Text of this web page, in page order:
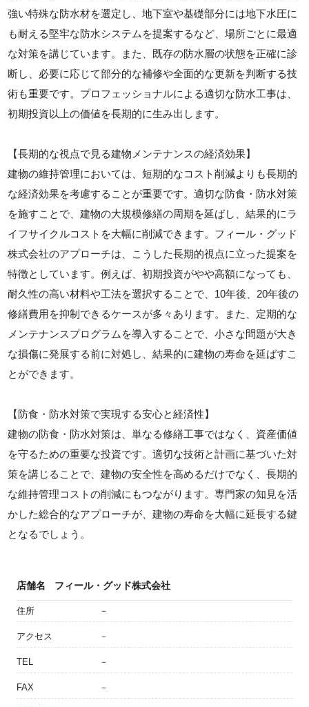
強い特殊な防水材を選定し、地下室や基礎部分には地下水圧に
も耐える堅牢な防水システムを提案するなど、場所ごとに最適
な対策を講じています。また、既存の防水層の状態を正確に診
断し、必要に応じて部分的な補修や全面的な更新を判断する技
術も重要です。プロフェッショナルによる適切な防水工事は、
初期投資以上の価値を長期的に生み出します。
【長期的な視点で見る建物メンテナンスの経済効果】
建物の維持管理においては、短期的なコスト削減よりも長期的
な経済効果を考慮することが重要です。適切な防食・防水対策
を施すことで、建物の大規模修繕の周期を延ばし、結果的にラ
イフサイクルコストを大幅に削減できます。フィール・グッド
株式会社のアプローチは、こうした長期的視点に立った提案を
特徴としています。例えば、初期投資がやや高額になっても、
耐久性の高い材料や工法を選択することで、10年後、20年後の
修繕費用を抑制できるケースが多々あります。また、定期的な
メンテナンスプログラムを導入することで、小さな問題が大き
な損傷に発展する前に対処し、結果的に建物の寿命を延ばすこ
とができます。
【防食・防水対策で実現する安心と経済性】
建物の防食・防水対策は、単なる修繕工事ではなく、資産価値
を守るための重要な投資です。適切な技術と計画に基づいた対
策を講じることで、建物の安全性を高めるだけでなく、長期的
な維持管理コストの削減にもつながります。専門家の知見を活
かした総合的なアプローチが、建物の寿命を大幅に延長する鍵
となるでしょう。
店舗名 フィール・グッド株式会社
住所 －
アクセス －
TEL －
FAX －